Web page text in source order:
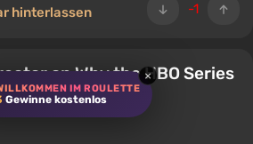
IM ROULETTE
Gewinne kostenlos
×
-1
hinterlassen
on Why the HBO Series
Films